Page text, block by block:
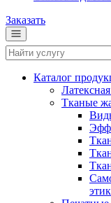
Заказать
Каталог
Тканые